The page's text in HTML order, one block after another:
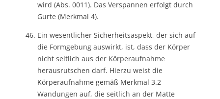
wird (Abs. 0011). Das Verspannen erfolgt durch
Gurte (Merkmal 4).
Ein wesentlicher Sicherheitsaspekt, der sich auf
die Formgebung auswirkt, ist, dass der Körper
nicht seitlich aus der Körperaufnahme
herausrutschen darf. Hierzu weist die
Körperaufnahme gemäß Merkmal 3.2
Wandungen auf, die seitlich an der Matte